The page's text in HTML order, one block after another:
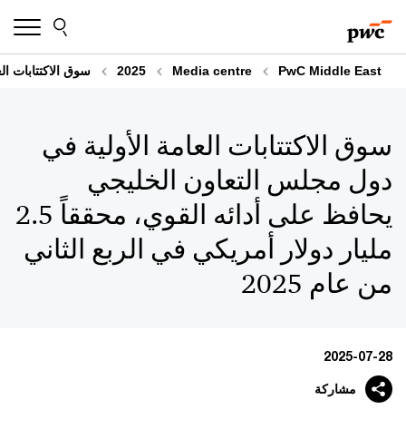
to
content
to
footer
PwC Middle East
Media centre
2025 سوق الاكتتابات العامة
سوق الاكتتابات العامة الأولية في
دول مجلس التعاون الخليجي
يحافظ على أدائه القوي، محققاً 2.5
مليار دولار أمريكي في الربع الثاني
من عام 2025
2025-07-28
مشاركة